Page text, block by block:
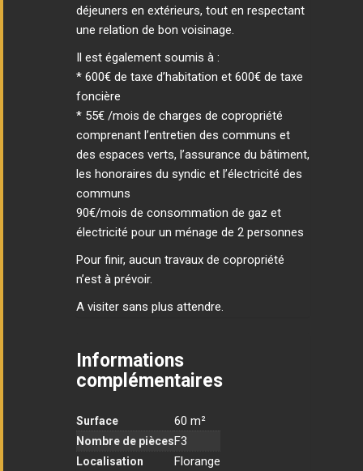
déjeuners en extérieurs, tout en respectant
une relation de bon voisinage.
Il est également soumis à :
* 600€ de taxe d’habitation et 600€ de taxe
foncière
* 55€ /mois de charges de copropriété
comprenant l’entretien des communs et
des espaces verts, l’assurance du bâtiment,
les honoraires du syndic et l’électricité des
communs
90€/mois de consommation de gaz et
électricité pour un ménage de 2 personnes
Pour finir, aucun travaux de copropriété
n’est à prévoir.
A visiter sans plus attendre.
Informations
complémentaires
Surface 60 m²
Nombre de piècesF3
Localisation Florange